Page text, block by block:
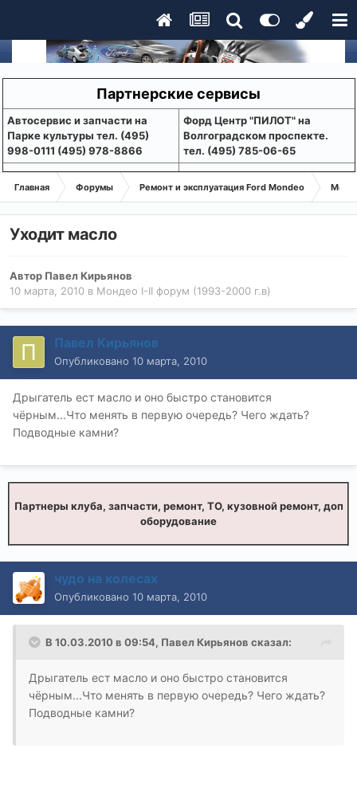
Партнерские сервисы
Aвтосервис и запчасти на
Парке культуры тел. (495)
998-0111 (495) 978-8866
Форд Центр "ПИЛОТ" на
Волгоградском проспекте.
тел. (495) 785-06-65
Главная Форумы Ремонт и эксплуатация Ford Mondeo
Уходит масло
Автор Павел Кирьянов
10 марта, 2010 в Мондео I-II форум (1993-2000 г.в)
Павел Кирьянов
Опубликовано 10 марта, 2010
Дрыгатель ест масло и оно быстро становится
чёрным...Что менять в первую очередь? Чего ждать?
Подводные камни?
Партнеры клуба, запчасти, ремонт, ТО, кузовной ремонт, доп
оборудование
чудо на колесах
Опубликовано 10 марта, 2010
В 10.03.2010 в 09:54, Павел Кирьянов сказал:
Дрыгатель ест масло и оно быстро становится
чёрным...Что менять в первую очередь? Чего ждать?
Подводные камни?